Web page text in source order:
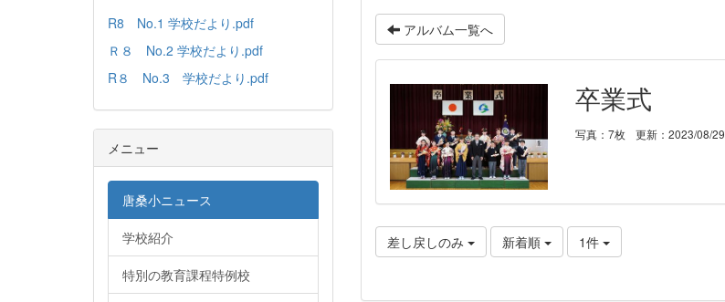
アルバム一覧へ
卒業式
写真：7枚 更新：2023/08/29
差し戻しのみ 新着順 1件
R8 No.1 学校だより.pdf
Ｒ８ No.2 学校だより.pdf
R８ No.3 学校だより.pdf
メニュー
唐桑小ニュース
学校紹介
特別の教育課程特例校